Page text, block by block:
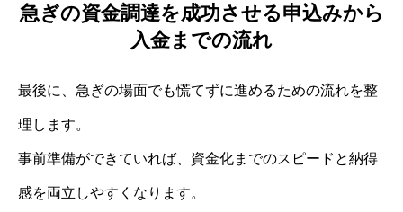
急ぎの資金調達を成功させる申込みから
入金までの流れ
最後に、急ぎの場面でも慌てずに進めるための流れを整
理します。
事前準備ができていれば、資金化までのスピードと納得
感を両立しやすくなります。